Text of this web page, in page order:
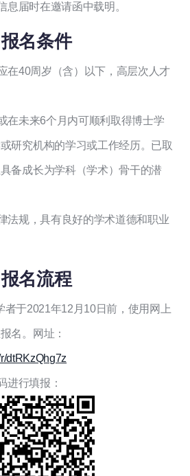
届时在邀请函中载明。
报名条件
40周岁（含）以下，高层次人才
未来6个月内可顺利取得博士学
研究机构的学习或工作经历。已取
备成长为学科（学术）骨干的潜
规，具有良好的学术道德和职业
报名流程
于2021年12月10日前，使用网上
名。网址：
dtRKzQhg7z
行填报：